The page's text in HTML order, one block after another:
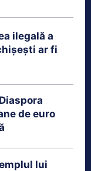
ilegală a
ar fi
de euro
lui